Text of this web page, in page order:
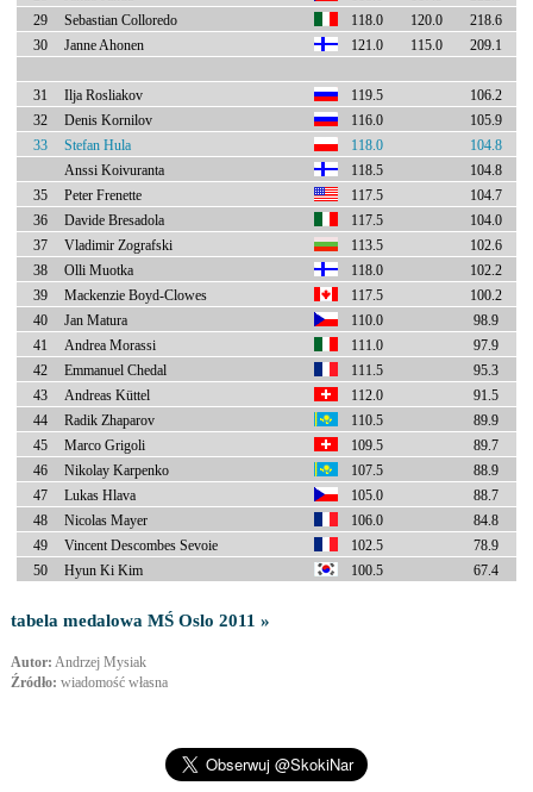
29
Sebastian Colloredo 118.0 120.0
218.6
30
Janne Ahonen 121.0 115.0 209.1
31 Ilja Rosliakov 119.5
106.2
32
Denis Kornilov 116.0
105.9
33
Stefan Hula 118.0
104.8
Anssi Koivuranta
118.5
104.8
35
Peter Frenette 117.5
104.7
36
Davide Bresadola 117.5
104.0
37
Vladimir Zografski 113.5
102.6
38
Olli Muotka 118.0
102.2
39
Mackenzie Boyd-Clowes 117.5
100.2
40
Jan Matura 110.0
98.9
41
Andrea Morassi 111.0
97.9
42
Emmanuel Chedal 111.5
95.3
43
Andreas Küttel 112.0
91.5
44
Radik Zhaparov 110.5
89.9
45
Marco Grigoli 109.5
89.7
46
Nikolay Karpenko 107.5
88.9
47
Lukas Hlava 105.0
88.7
48
Nicolas Mayer 106.0
84.8
49
Vincent Descombes Sevoie 102.5
78.9
50
Hyun Ki Kim 100.5 67.4
tabela medalowa MŚ Oslo 2011 »
Autor: Andrzej Mysiak
Źródło: wiadomość własna